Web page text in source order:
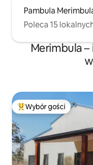
Pambula
Poleca 15
Merimbula
Najpopularniejsze z
Wybór gości